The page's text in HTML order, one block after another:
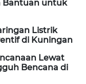
Bantuan untuk
Listrik
di Kuningan
Lewat
Bencana di